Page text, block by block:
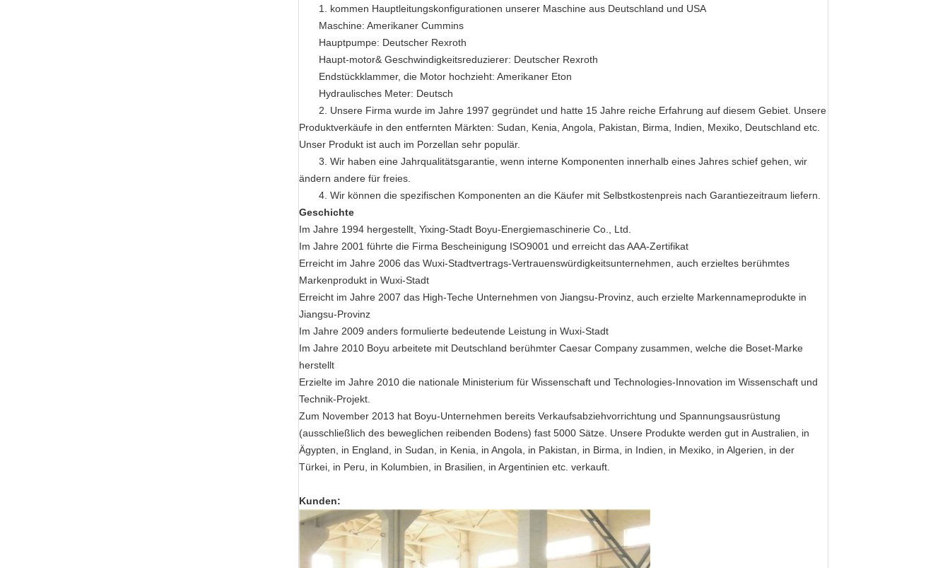
1. kommen Hauptleitungskonfigurationen unserer Maschine aus Deutschland und USA
Maschine: Amerikaner Cummins
Hauptpumpe: Deutscher Rexroth
Haupt-motor& Geschwindigkeitsreduzierer: Deutscher Rexroth
Endstückklammer, die Motor hochzieht: Amerikaner Eton
Hydraulisches Meter: Deutsch
2. Unsere Firma wurde im Jahre 1997 gegründet und hatte 15 Jahre reiche Erfahrung auf diesem Gebiet. Unsere
Produktverkäufe in den entfernten Märkten: Sudan, Kenia, Angola, Pakistan, Birma, Indien, Mexiko, Deutschland etc.
Unser Produkt ist auch im Porzellan sehr populär.
3. Wir haben eine Jahrqualitätsgarantie, wenn interne Komponenten innerhalb eines Jahres schief gehen, wir
ändern andere für freies.
4. Wir können die spezifischen Komponenten an die Käufer mit Selbstkostenpreis nach Garantiezeitraum liefern.
Geschichte
Im Jahre 1994 hergestellt, Yixing-Stadt Boyu-Energiemaschinerie Co., Ltd.
Im Jahre 2001 führte die Firma Bescheinigung ISO9001 und erreicht das AAA-Zertifikat
Erreicht im Jahre 2006 das Wuxi-Stadtvertrags-Vertrauenswürdigkeitsunternehmen, auch erzieltes berühmtes
Markenprodukt in Wuxi-Stadt
Erreicht im Jahre 2007 das High-Teche Unternehmen von Jiangsu-Provinz, auch erzielte Markennameprodukte in
Jiangsu-Provinz
Im Jahre 2009 anders formulierte bedeutende Leistung in Wuxi-Stadt
Im Jahre 2010 Boyu arbeitete mit Deutschland berühmter Caesar Company zusammen, welche die Boset-Marke
herstellt
Erzielte im Jahre 2010 die nationale Ministerium für Wissenschaft und Technologies-Innovation im Wissenschaft und
Technik-Projekt.
Zum November 2013 hat Boyu-Unternehmen bereits Verkaufsabziehvorrichtung und Spannungsausrüstung
(ausschließlich des beweglichen reibenden Bodens) fast 5000 Sätze. Unsere Produkte werden gut in Australien, in
Ägypten, in England, in Sudan, in Kenia, in Angola, in Pakistan, in Birma, in Indien, in Mexiko, in Algerien, in der
Türkei, in Peru, in Kolumbien, in Brasilien, in Argentinien etc. verkauft.
Kunden: